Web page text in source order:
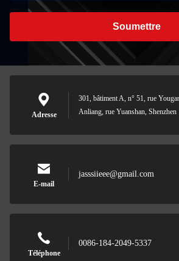
Soumettre
Adresse
301, bâtiment A, n° 51, rue
Anliang, rue Yuanshan, Shenzhen
E-mail
jasssiieee@gmail.com
Téléphone
0086-184-2049-5337